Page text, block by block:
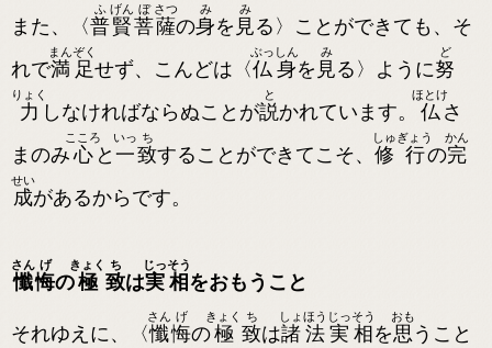
また、〈普
ふ
賢
げん
菩
ぼ
薩
さつ
の身
み
を 見
み
る〉ことができても、そ
れで満
まん
足
ぞく
せず、こんどは〈仏
ぶっ
身
しん
を 見
み
る〉ように努
ど
力
りょく
しなければならぬことが説
と
かれています。 仏
ほとけ
さ
まのみ心
こころ
と 一
いっ
致
ち
することができてこそ、 修
しゅ
行
ぎょう
の完
かん
成
せい
があるからです。
懺
さん
悔
げ
の極
きょく
致
ち
は実
じっ
相
そう
をおもうこと
それゆえに、〈懺
さん
悔
げ
の極
きょく
致
ち
は諸
しょ
法
ほう
実
じっ
相
そう
を思
おも
うこと